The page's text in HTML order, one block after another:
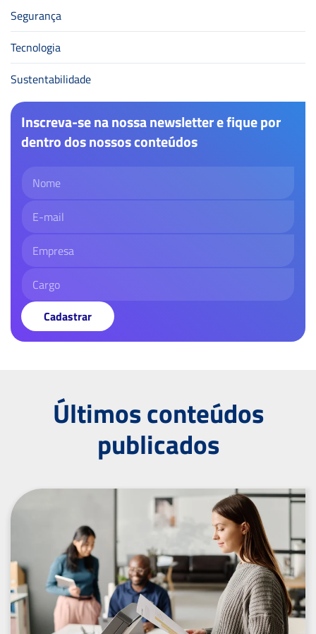
Segurança
Tecnologia
Sustentabilidade
Inscreva-se na nossa newsletter e fique por
dentro dos nossos conteúdos
Cadastrar
Últimos conteúdos
publicados